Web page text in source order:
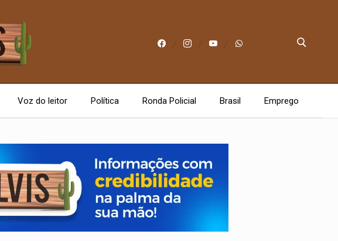
Voz do leitor Política Ronda Policial Brasil Emprego